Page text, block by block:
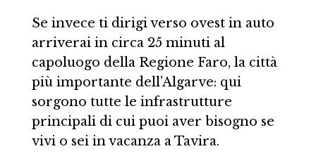
Se invece ti dirigi verso ovest in auto
arriverai in circa 25 minuti al
capoluogo della Regione Faro, la città
più importante dell’Algarve: qui
sorgono tutte le infrastrutture
principali di cui puoi aver bisogno se
vivi o sei in vacanza a Tavira.